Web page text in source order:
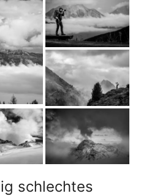
schlechtes